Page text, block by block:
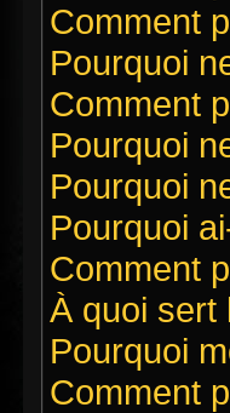
Comment
Pourquoi
Comment
Pourquoi
Pourquoi
Pourquoi
Comment
À quoi sert
Pourquoi
Comment